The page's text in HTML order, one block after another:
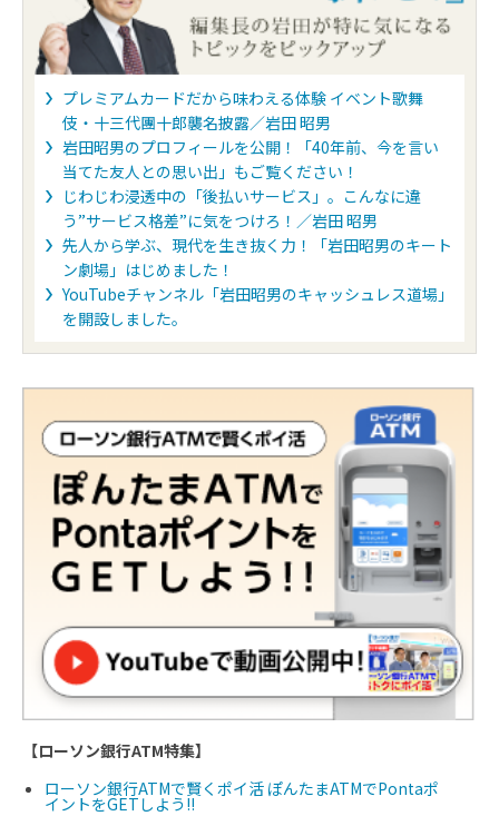
プレミアムカードだから味わえる体験 イベント歌舞
伎・十三代團十郎襲名披露／岩田 昭男
岩田昭男のプロフィールを公開！「40年前、今を言い
当てた友人との思い出」もご覧ください！
じわじわ浸透中の「後払いサービス」。こんなに違
う”サービス格差”に気をつけろ！／岩田 昭男
先人から学ぶ、現代を生き抜く力！「岩田昭男のキート
ン劇場」はじめました！
YouTubeチャンネル「岩田昭男のキャッシュレス道場」
を開設しました。
【ローソン銀行ATM特集】
ローソン銀行ATMで賢くポイ活 ぽんたまATMでPontaポ
イントをGETしよう!!